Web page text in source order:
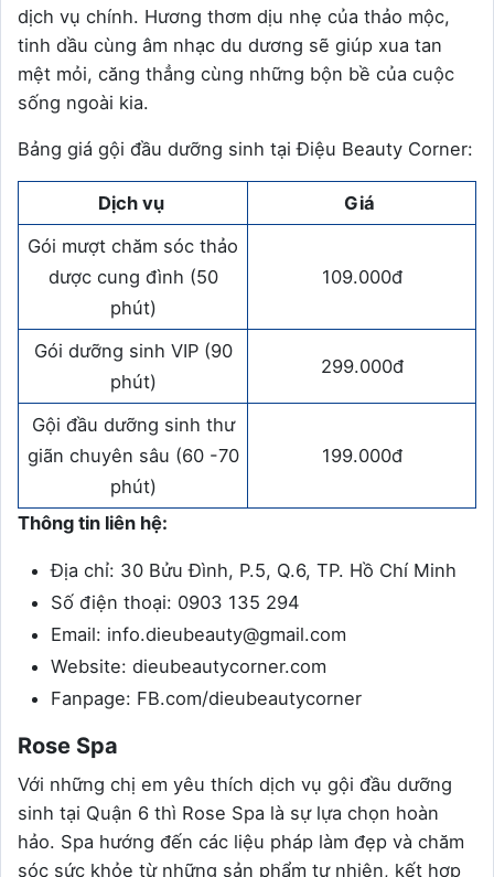
dịch vụ chính. Hương thơm dịu nhẹ của thảo mộc,
tinh dầu cùng âm nhạc du dương sẽ giúp xua tan
mệt mỏi, căng thẳng cùng những bộn bề của cuộc
sống ngoài kia.
Bảng giá gội đầu dưỡng sinh tại Điệu Beauty Corner:
Dịch vụ
Giá
Gói mượt chăm sóc thảo
dược cung đình (50
phút)
109.000đ
Gói dưỡng sinh VIP (90
phút)
299.000đ
Gội đầu dưỡng sinh thư
giãn chuyên sâu (60 -70
phút)
199.000đ
Thông tin liên hệ:
Địa chỉ: 30 Bửu Đình, P.5, Q.6, TP. Hồ Chí Minh
Số điện thoại: 0903 135 294
Email: info.dieubeauty@gmail.com
Website: dieubeautycorner.com
Fanpage: FB.com/dieubeautycorner
Rose Spa
Với những chị em yêu thích dịch vụ gội đầu dưỡng
sinh tại Quận 6 thì Rose Spa là sự lựa chọn hoàn
hảo. Spa hướng đến các liệu pháp làm đẹp và chăm
sóc sức khỏe từ những sản phẩm tự nhiên, kết hợp